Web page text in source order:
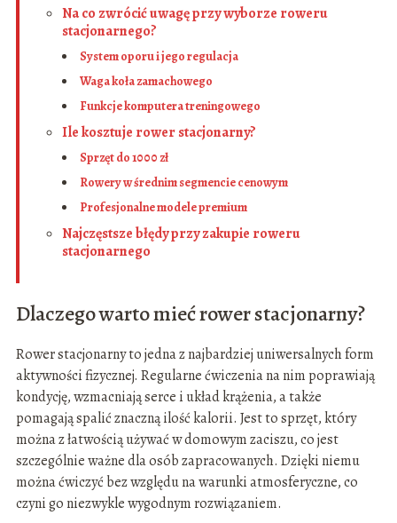
Na co zwrócić uwagę przy wyborze roweru
stacjonarnego?
System oporu i jego regulacja
Waga koła zamachowego
Funkcje komputera treningowego
Ile kosztuje rower stacjonarny?
Sprzęt do 1000 zł
Rowery w średnim segmencie cenowym
Profesjonalne modele premium
Najczęstsze błędy przy zakupie roweru
stacjonarnego
Dlaczego warto mieć rower stacjonarny?
Rower stacjonarny to jedna z najbardziej uniwersalnych form
aktywności fizycznej. Regularne ćwiczenia na nim poprawiają
kondycję, wzmacniają serce i układ krążenia, a także
pomagają spalić znaczną ilość kalorii. Jest to sprzęt, który
można z łatwością używać w domowym zaciszu, co jest
szczególnie ważne dla osób zapracowanych. Dzięki niemu
można ćwiczyć bez względu na warunki atmosferyczne, co
czyni go niezwykle wygodnym rozwiązaniem.